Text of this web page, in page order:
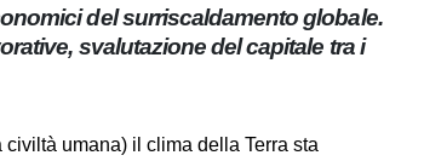
economici del surriscaldamento
di ore lavorative, svalutazione del
civiltà umana) il clima della Terra sta